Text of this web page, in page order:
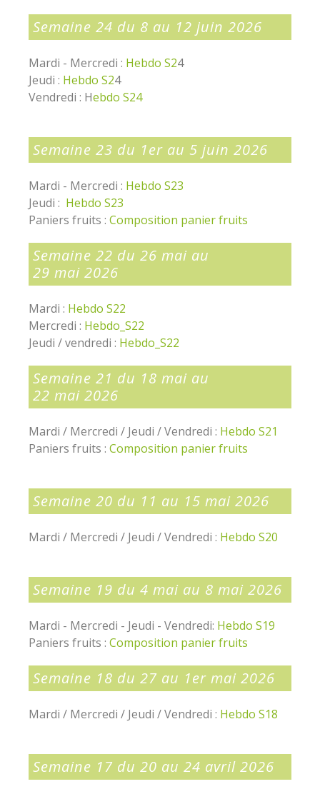
Semaine 24 du 8 au 12 juin 2026
Mardi - Mercredi : Hebdo S24
Jeudi : Hebdo S24
Vendredi : Hebdo S24
Semaine 23 du 1er au 5 juin 2026
Mardi - Mercredi : Hebdo S23
Jeudi : Hebdo S23
Paniers fruits : Composition panier fruits
Semaine 22 du 26 mai au
29 mai 2026
Mardi : Hebdo S22
Mercredi : Hebdo_S22
Jeudi / vendredi : Hebdo_S22
Semaine 21 du 18 mai au
22 mai 2026
Mardi / Mercredi / Jeudi / Vendredi : Hebdo S21
Paniers fruits : Composition panier fruits
Semaine 20 du 11 au 15 mai 2026
Mardi / Mercredi / Jeudi / Vendredi : Hebdo S20
Semaine 19 du 4 mai au 8 mai 2026
Mardi - Mercredi - Jeudi - Vendredi: Hebdo S19
Paniers fruits : Composition panier fruits
Semaine 18 du 27 au 1er mai 2026
Mardi / Mercredi / Jeudi / Vendredi : Hebdo S18
Semaine 17 du 20 au 24 avril 2026